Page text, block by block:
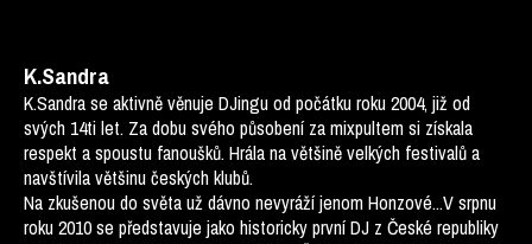
K.Sandra
K.Sandra se aktivně věnuje DJingu od počátku roku 2004, již od
svých 14ti let. Za dobu svého působení za mixpultem si získala
respekt a spoustu fanoušků. Hrála na většině velkých festivalů a
navštívila většinu českých klubů.
Na zkušenou do světa už dávno nevyráží jenom Honzové...V srpnu
roku 2010 se představuje jako historicky první DJ z České republiky